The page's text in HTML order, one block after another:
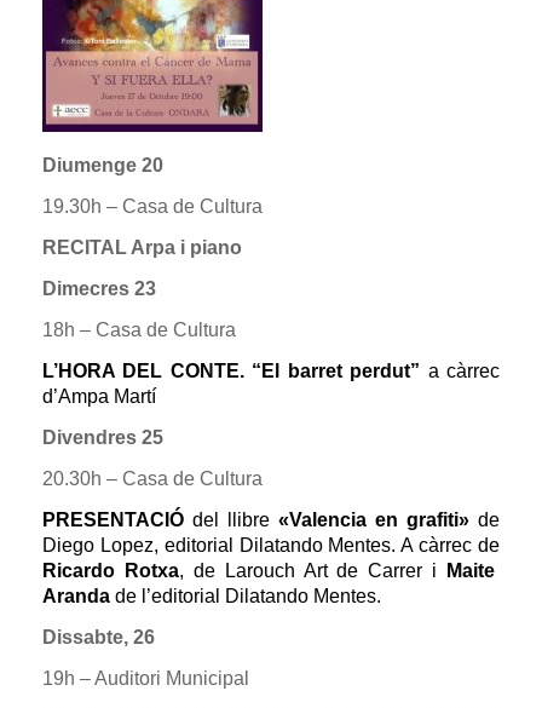
Diumenge 20
19.30h – Casa de Cultura
RECITAL Arpa i piano
Dimecres 23
18h – Casa de Cultura
L’HORA DEL CONTE. “El barret perdut” a càrrec
d’Ampa Martí
Divendres 25
20.30h – Casa de Cultura
PRESENTACIÓ del llibre «Valencia en grafiti» de
Diego Lopez, editorial Dilatando Mentes. A càrrec de
Ricardo Rotxa, de Larouch Art de Carrer i
Maite
Aranda de l’editorial Dilatando Mentes.
Dissabte, 26
19h – Auditori Municipal